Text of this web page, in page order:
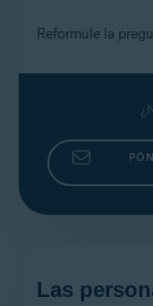
Reformule la
Las